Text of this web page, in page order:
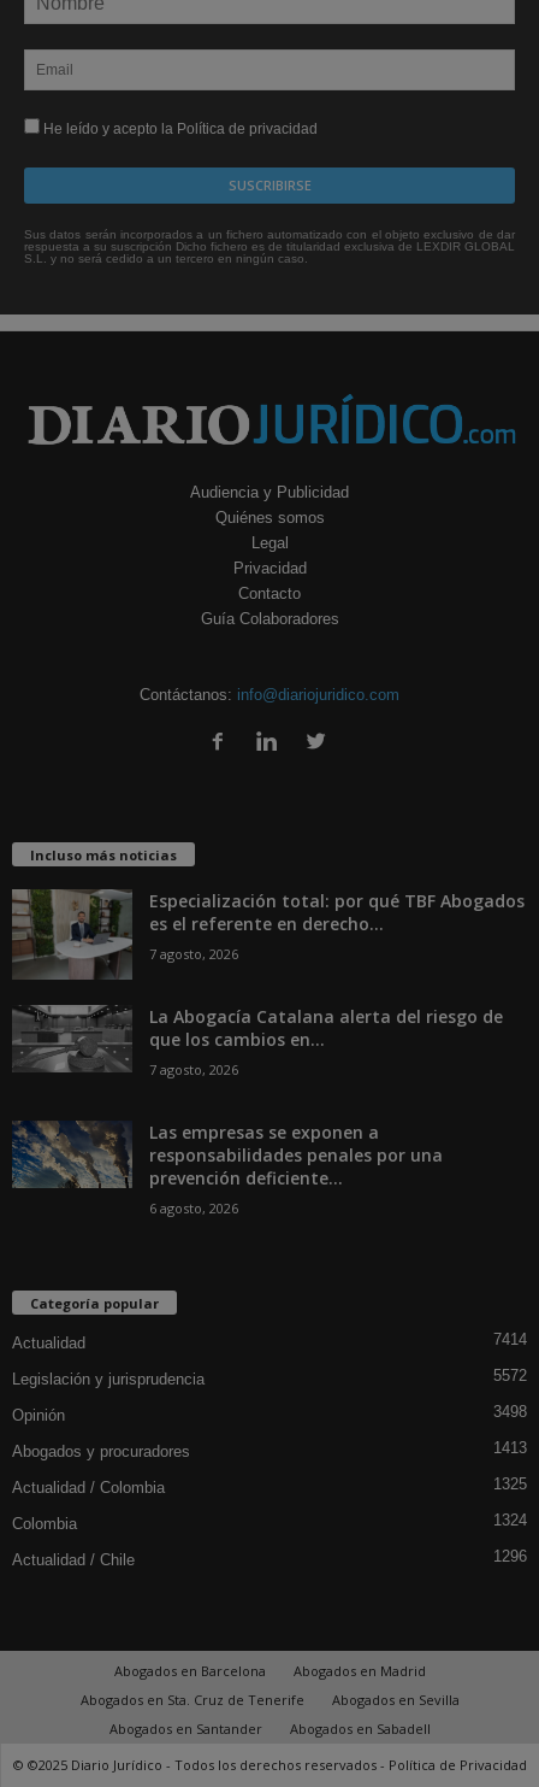
He leído y acepto la Política de privacidad
Sus datos serán incorporados a un fichero automatizado con el objeto exclusivo de dar
respuesta a su suscripción Dicho fichero es de titularidad exclusiva de LEXDIR GLOBAL
S.L. y no será cedido a un tercero en ningún caso.
Audiencia y Publicidad
Quiénes somos
Legal
Privacidad
Contacto
Guía Colaboradores
Contáctanos: info@diariojuridico.com
Incluso más noticias
Especialización total: por qué TBF Abogados
es el referente en derecho...
7 agosto, 2026
La Abogacía Catalana alerta del riesgo de
que los cambios en...
7 agosto, 2026
Las empresas se exponen a
responsabilidades penales por una
prevención deficiente...
6 agosto, 2026
Categoría popular
Actualidad 7414
Legislación y jurisprudencia 5572
Opinión 3498
Abogados y procuradores 1413
Actualidad / Colombia 1325
Colombia 1324
Actualidad / Chile 1296
Abogados en Barcelona
Abogados en Madrid
Abogados en Sta. Cruz de Tenerife
Abogados en Sevilla
Abogados en Santander
Abogados en Sabadell
© ©2025 Diario Jurídico - Todos los derechos reservados - Política de Privacidad